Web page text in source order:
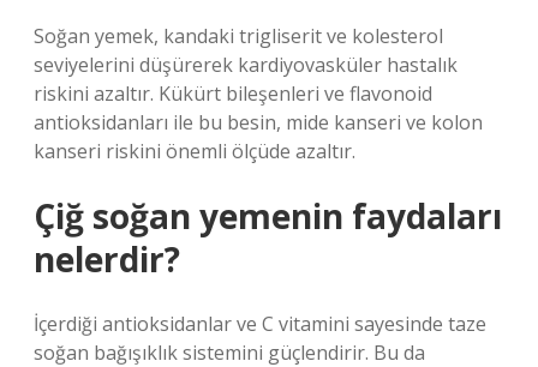
Soğan yemek, kandaki trigliserit ve kolesterol
seviyelerini düşürerek kardiyovasküler hastalık
riskini azaltır. Kükürt bileşenleri ve flavonoid
antioksidanları ile bu besin, mide kanseri ve kolon
kanseri riskini önemli ölçüde azaltır.
Çiğ soğan yemenin faydaları
nelerdir?
İçerdiği antioksidanlar ve C vitamini sayesinde taze
soğan bağışıklık sistemini güçlendirir. Bu da